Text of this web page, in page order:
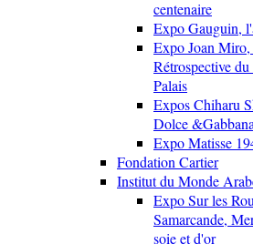
centenaire
Expo Gauguin,
Expo Joan
Rétrospective
Palais
Expos Chiharu
Dolce
Expo Matisse
Fondation Cartier
Institut du Monde
Expo Sur les
Samarcande,
soie et d'or